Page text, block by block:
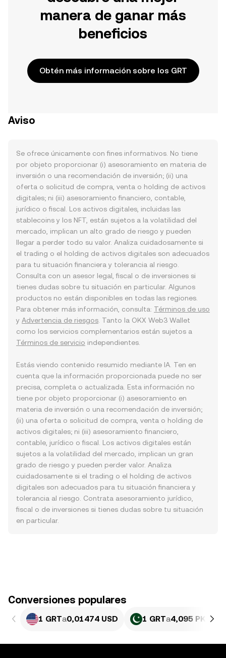
manera de ganar más
beneficios
Obtén más información sobre los GRT
Aviso
Se ofrece únicamente con fines informativos. No tiene
por objeto proporcionar (i) asesoramiento en materia de
inversión o una recomendación de inversión; (ii) una
oferta o solicitud de compra, venta o holding de activos
digitales; ni (iii) asesoramiento financiero, contable,
jurídico o fiscal. Los activos digitales, incluidas las
stablecoins y los NFT, están sujetos a la volatilidad del
mercado, implican un alto grado de riesgo y pueden
llegar a perder todo su valor. Analiza cuidadosamente si
el trading o el holding de activos digitales son adecuados
para tu situación financiera y tolerancia al riesgo.
Consulta con un asesor legal, fiscal o de inversiones si
tienes dudas sobre tu situación en particular. Algunos
productos no están disponibles en todas las regiones.
Para obtener más información, consulta: Términos de uso
y Advertencia de riesgos . Tanto la OKX Web3 Wallet
como los servicios complementarios están sujetos a
Términos de servicio independientes.
Estás viendo contenido resumido mediante IA. Ten en
cuenta que la información proporcionada puede no ser
precisa, completa o actualizada. Esta información no
tiene por objeto proporcionar (i) asesoramiento en
materia de inversión o una recomendación de inversión;
(ii) una oferta o solicitud de compra, venta o holding de
activos digitales; ni (iii) asesoramiento financiero,
contable, jurídico o fiscal. Los activos digitales están
sujetos a la volatilidad del mercado, implican un gran
grado de riesgo y pueden perder valor. Analiza
cuidadosamente si el trading o el holding de activos
digitales son adecuados para tu situación financiera y
tolerancia al riesgo. Contrata asesoramiento jurídico,
fiscal o de inversiones si tienes dudas sobre tu situación
en particular.
Conversiones populares
1 GRTa0,01474 USD 1 GRTa4,095 PKR